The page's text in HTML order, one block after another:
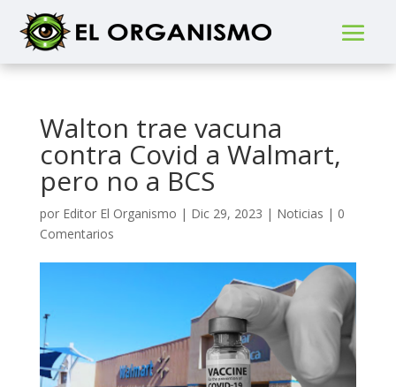
Walton trae vacuna
contra Covid a Walmart,
pero no a BCS
por Editor El Organismo | Dic 29, 2023 | Noticias | 0
Comentarios